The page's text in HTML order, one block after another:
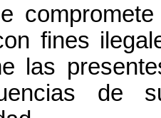
fines
las
de